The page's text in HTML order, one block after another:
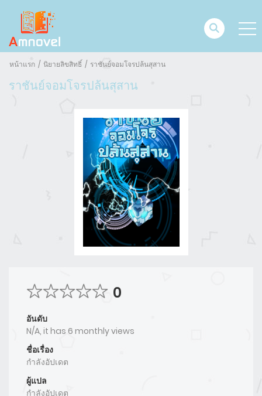
หน้าแรก นิยายลิขสิทธิ์ ราชันย์จอมโจรปล้นสุสาน
ราชันย์จอมโจรปล้นสุสาน
0
อันดับ
N/A, it has 6 monthly views
ชื่อเรื่อง
กำลังอัปเดต
ผู้แปล
กำลังอัปเดต